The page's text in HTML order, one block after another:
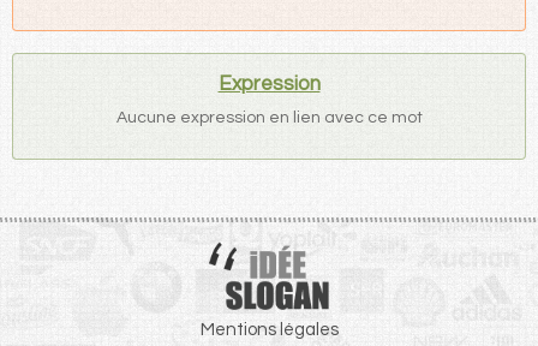
Expression
Aucune expression en lien avec ce mot
Mentions légales